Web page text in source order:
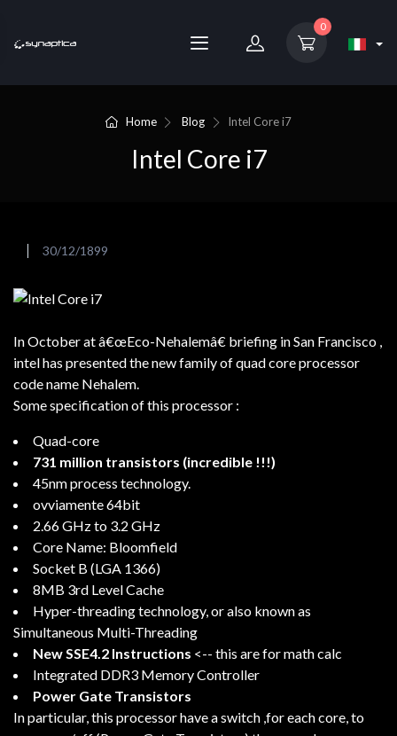
0
Home Blog Intel Core i7
Intel Core i7
30/12/1899
In October at â€œEco-Nehalemâ€ briefing in San Francisco ,
intel has presented the new family of quad core processor
code name Nehalem.
Some specification of this processor :
Quad-core
731 million transistors (incredible !!!)
45nm process technology.
ovviamente 64bit
2.66 GHz to 3.2 GHz
Core Name: Bloomfield
Socket B (LGA 1366)
8MB 3rd Level Cache
Hyper-threading technology, or also known as
Simultaneous Multi-Threading
New SSE4.2 Instructions <-- this are for math calc
Integrated DDR3 Memory Controller
Power Gate Transistors
In particular, this processor have a switch ,for each core, to